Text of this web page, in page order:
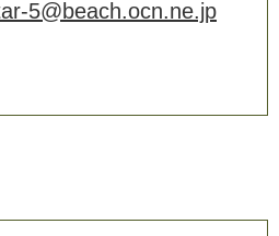
5@beach.ocn.ne.jp